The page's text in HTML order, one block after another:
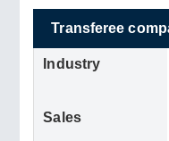
Transferee
Industry
Sales